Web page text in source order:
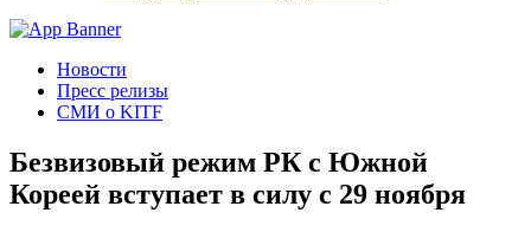
Новости
Пресс релизы
СМИ о KITF
Безвизовый режим РК с Южной
Кореей вступает в силу с 29 ноября